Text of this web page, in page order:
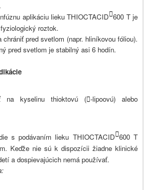
aplikáciu lieku THIOCTACID 600 T je
roztok.
pred svetlom (napr. hliníkovou fóliou).
pred svetlom je stabilný asi 6 hodín.
na kyselinu thioktovú (-lipoovú) alebo
s podávaním lieku THIOCTACID 600 T
Keďže nie sú k dispozícii žiadne klinické
a dospievajúcich nemá používať.